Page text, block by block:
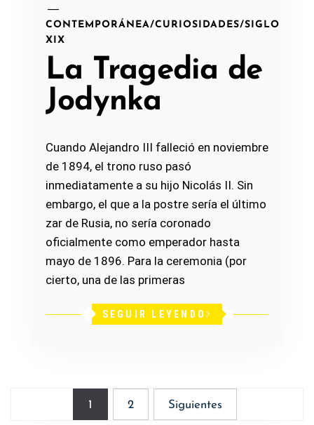
CONTEMPORÁNEA/CURIOSIDADES/SIGLO
XIX
La Tragedia de
Jodynka
Cuando Alejandro III falleció en noviembre
de 1894, el trono ruso pasó
inmediatamente a su hijo Nicolás II. Sin
embargo, el que a la postre sería el último
zar de Rusia, no sería coronado
oficialmente como emperador hasta
mayo de 1896. Para la ceremonia (por
cierto, una de las primeras
SEGUIR LEYENDO
Paginación
1 2 Siguientes